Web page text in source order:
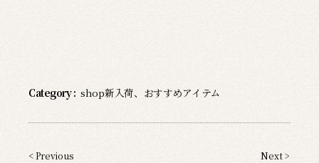
Category : shop新入荷、 おすすめアイテム
< Previous Next >